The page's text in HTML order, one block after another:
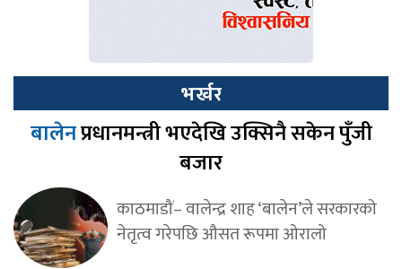
भर्खर
बालेनप्रधानमन्त्री भएदेखि उक्सिनै सकेन पुँजी
बजार
काठमाडौं– वालेन्द्र शाह ‘बालेन’ले सरकारको
नेतृत्व गरेपछि औसत रूपमा ओरालो